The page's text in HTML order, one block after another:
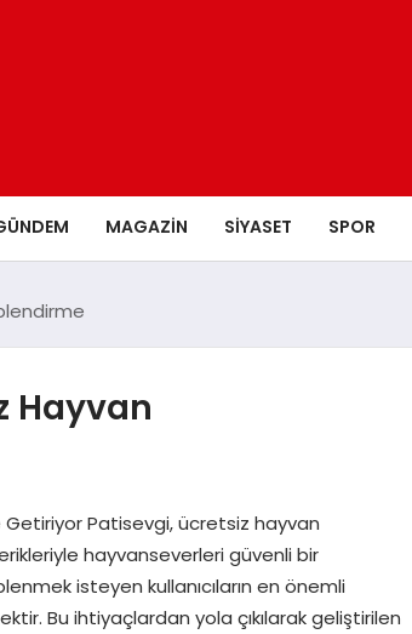
MAGAZIN SIYASET SPOR
Hayvan
Patisevgi, ücretsiz hayvan
hayvanseverleri güvenli bir
isteyen kullanıcıların en önemli
Bu ihtiyaçlardan yola çıkılarak geliştirilen